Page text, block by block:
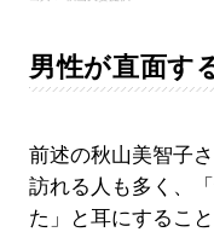
男性が直面す
前述の秋山美智子
訪れる人も多く、
た」と耳にするこ